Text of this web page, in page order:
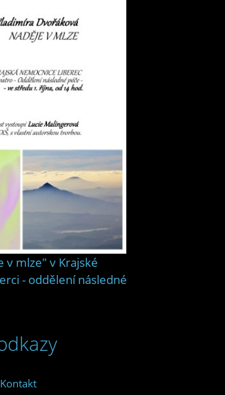
v mlze" v Krajské
- oddělení následné